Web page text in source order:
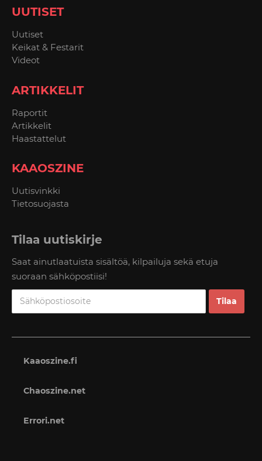
UUTISET
Uutiset
Keikat & Festarit
Videot
ARTIKKELIT
Raportit
Artikkelit
Haastattelut
KAAOSZINE
Uutisvinkki
Tietosuojasta
Tilaa uutiskirje
Saat ainutlaatuista sisältöä, kilpailuja sekä etuja
suoraan sähköpostiisi!
Kaaoszine.fi
Chaoszine.net
Errori.net